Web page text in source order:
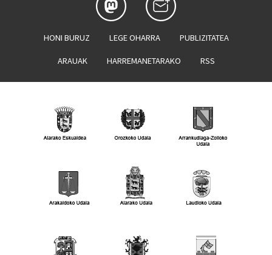
HONI BURUZ LEGE OHARRA PUBLIZITATEA
ARAUAK HARREMANETARAKO RSS